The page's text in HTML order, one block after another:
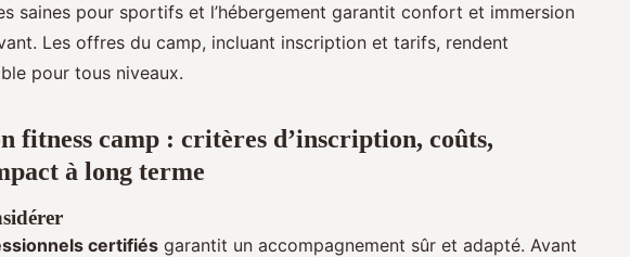
saines pour sportifs et l’hébergement garantit confort et immersion
Les offres du camp, incluant inscription et tarifs, rendent
pour tous niveaux.
fitness camp : critères d’inscription, coûts,
à long terme
certifiés garantit un accompagnement sûr et adapté. Avant